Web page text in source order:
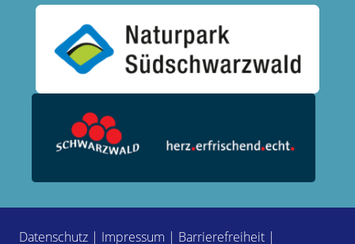
Datenschutz | Impressum | Barrierefreiheit |